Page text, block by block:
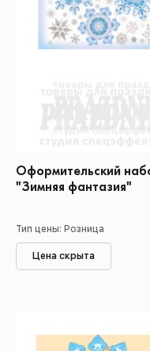
Оформительский
"Зимняя фантазия"
Тип цены: Розница
Цена скрыта